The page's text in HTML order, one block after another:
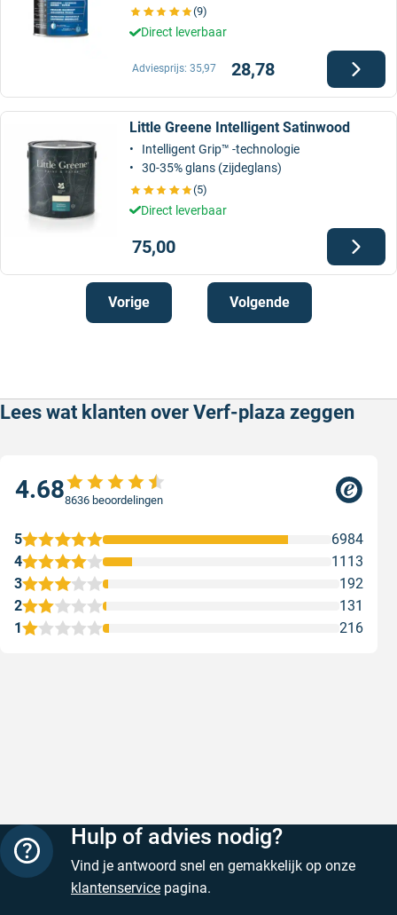
(9)
Direct leverbaar
28,78
Adviesprijs: 35,97
Little Greene Intelligent Satinwood
Intelligent Grip™ -technologie
30-35% glans (zijdeglans)
(5)
Direct leverbaar
75,00
Vorige Volgende
Lees wat klanten over Verf-plaza zeggen
4.688636 beoordelingen
1 216
2 131
3 192
4 1113
5 6984
Hulp of advies nodig?
Vind je antwoord snel en gemakkelijk op onze
klantenservice pagina.